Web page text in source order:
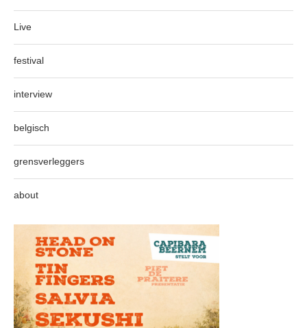
Live
festival
interview
belgisch
grensverleggers
about